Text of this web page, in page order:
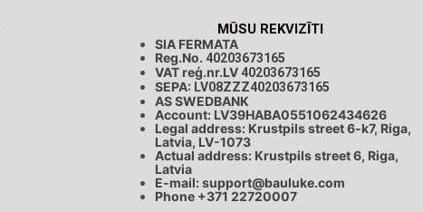
MŪSU REKVIZĪTI
SIA FERMATA
Reg.No. 40203673165
VAT reģ.nr.LV 40203673165
SEPA: LV08ZZZ40203673165
AS SWEDBANK
Account: LV39HABA0551062434626
Legal address: Krustpils street 6-k7, Riga,
Latvia, LV-1073
Actual address: Krustpils street 6, Riga,
Latvia
E-mail:support@bauluke.com
Phone +371 22720007